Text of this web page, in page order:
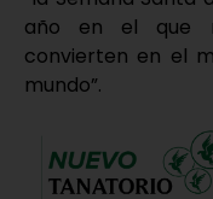
año en el que
convierten en el
mundo”.